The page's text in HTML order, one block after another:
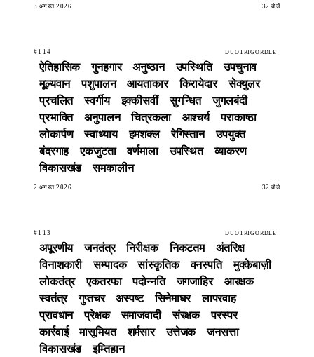
3 अगस्त 2026 32 बोर्ड
#114 DUOTRIGORDLE
ऐतिहासिक गुनहगार अनुष्ठान उपस्थिति
उपचुनाव
मूल्यवान
पशुपालन आयताकार किरायेदार
सेक्युलर
प्रचलित
स्वर्गीय इक्कीसवीं सुगन्धित
जुगलबंदी
प्रभावित
अनुपालन चित्रकला आश्चर्य
पराकाष्ठा
लोकार्पण
स्वाध्याय हमशक्ल रेगिस्तान
उपयुक्त
बंदरगाह
एकजुटता वर्णमाला उपस्थित
व्याकरण
विकासखंड
समकालीन
2 अगस्त 2026 32 बोर्ड
#113 DUOTRIGORDLE
अपूरणीय जनतंत्र निरीक्षक निकटतम
अंतरिक्ष
विनाशकारी
सम्पादक सांस्कृतिक वनस्पति
मुक्केबाज़ी
लोकतंत्र
एकतरफा पदोन्नति जगजाहिर
आरक्षक
स्वतंत्र
गुप्तचर अस्पष्ट सिनेमाघर
लापरवाह
प्रावधान
प्रेक्षक समाजवादी संरक्षक
परस्पर
कार्रवाई
मासूमियत शर्मसार उत्तेजक
जनसत्ता
विकासखंड
इम्तिहान